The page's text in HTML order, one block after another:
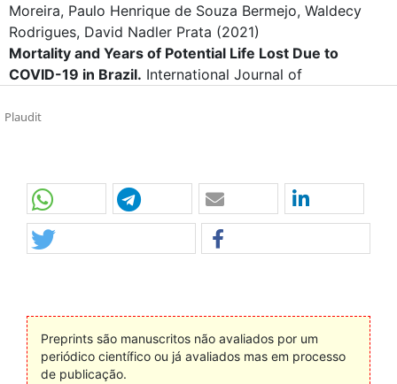
Moreira, Paulo Henrique de Souza Bermejo, Waldecy
Rodrigues, David Nadler Prata (2021)
Mortality and Years of Potential Life Lost Due to
COVID-19 in Brazil. International Journal of
10.3390/ijerph18147626
Kleison Pereira, Carla Helena Da Costa Glória, Evie
Maria Teixeira Ribeiro, Tatiana De Araujo Eleuterio,
Claudia Caminha Escosteguy, Márcio Renan Vinicius
Espínola Marques
grave em um hospital do Rio de Janeiro.
Pesquisa Cuidado é Fundamental Online, 14, 1.
10.9789/2175-5361.rpcfo.v14.11801
Plaudit
Preprints são manuscritos não avaliados por um
periódico científico ou já avaliados mas em processo
de publicação.